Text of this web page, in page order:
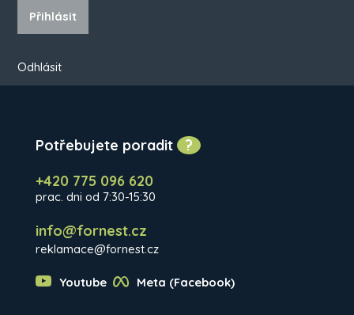
Přihlásit
Odhlásit
Potřebujete poradit ?
+420 775 096 620
prac. dni od 7:30-15:30
info@fornest.cz
reklamace@fornest.cz
Youtube Meta (Facebook)